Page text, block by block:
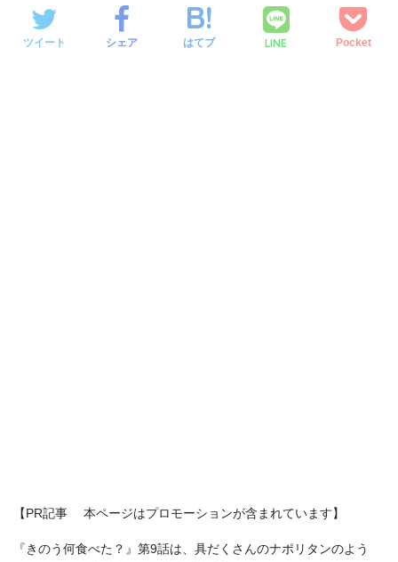
ツイート シェア はてブ LINE Pocket
【PR記事 本ページはプロモーションが含まれています】
『きのう何食べた？』第9話は、具だくさんのナポリタンのよう